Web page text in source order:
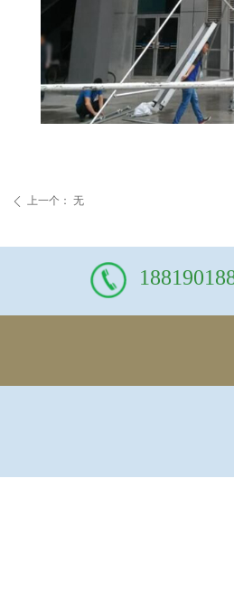
ꄴ 上一个： 无